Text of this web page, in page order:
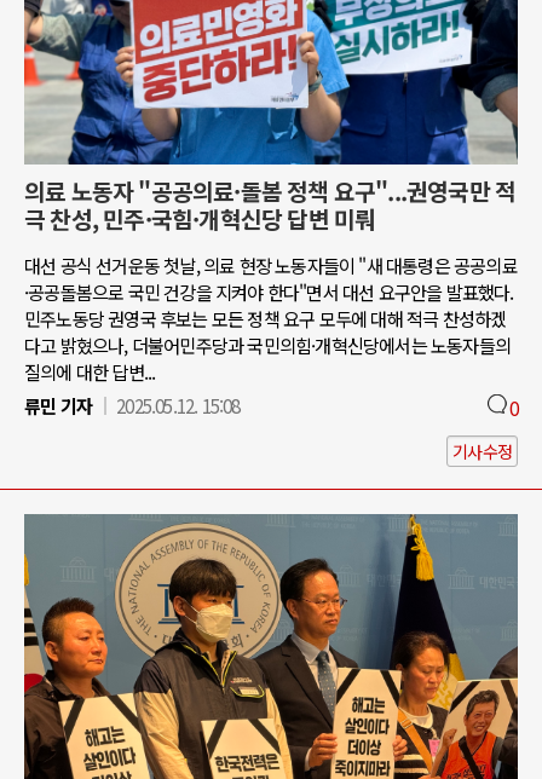
의료 노동자 "공공의료·돌봄 정책 요구"...권영국만 적
극 찬성, 민주·국힘·개혁신당 답변 미뤄
대선 공식 선거운동 첫날, 의료 현장 노동자들이 "새 대통령은 공공의료
·공공돌봄으로 국민 건강을 지켜야 한다"면서 대선 요구안을 발표했다.
민주노동당 권영국 후보는 모든 정책 요구 모두에 대해 적극 찬성하겠
다고 밝혔으나, 더불어민주당과 국민의힘·개혁신당에서는 노동자들의
질의에 대한 답변...
류민 기자
2025.05.12. 15:08 0
기사수정